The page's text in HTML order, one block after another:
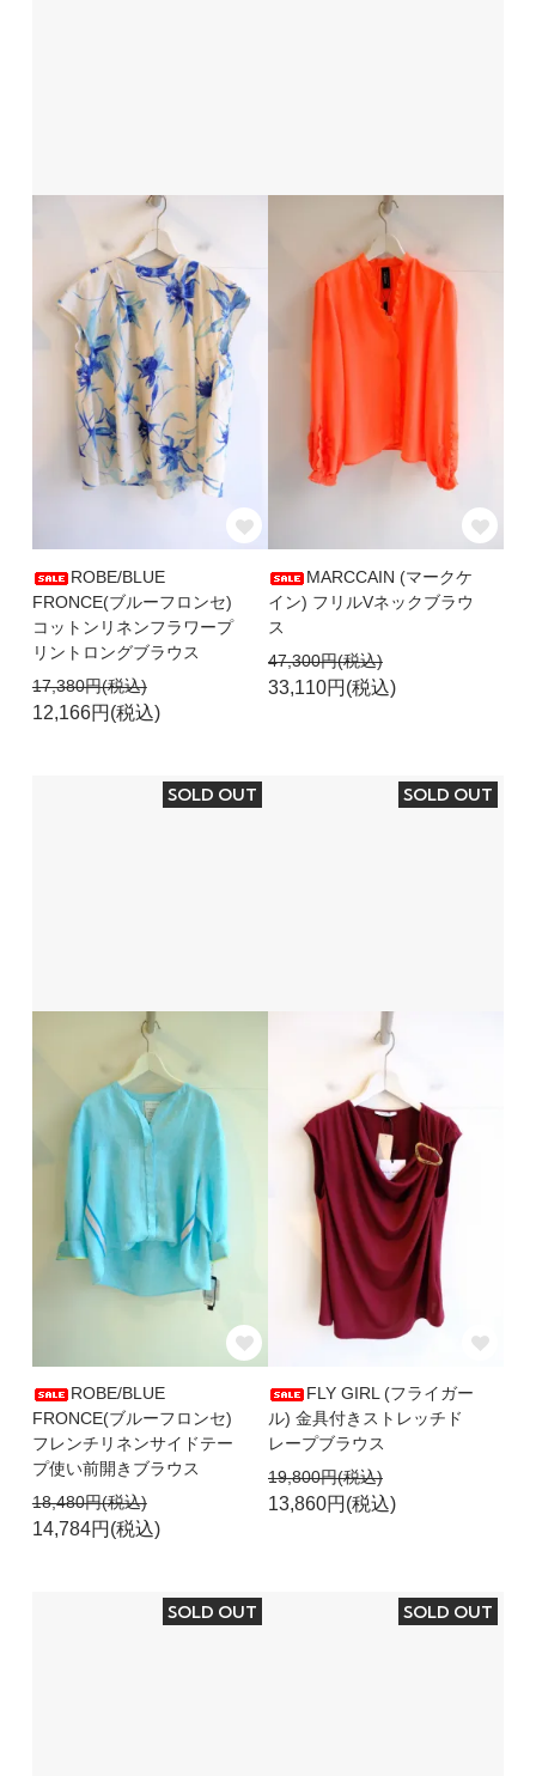
ROBE/BLUE
FRONCE(ブルーフロンセ)
コットンリネンフラワープ
リントロングブラウス
17,380円(税込)
12,166円(税込)
MARCCAIN (マークケ
イン) フリルVネックブラウ
ス
47,300円(税込)
33,110円(税込)
SOLD OUT
ROBE/BLUE
FRONCE(ブルーフロンセ)
フレンチリネンサイドテー
プ使い前開きブラウス
18,480円(税込)
14,784円(税込)
SOLD OUT
FLY GIRL (フライガー
ル) 金具付きストレッチド
レープブラウス
19,800円(税込)
13,860円(税込)
SOLD OUT SOLD OUT